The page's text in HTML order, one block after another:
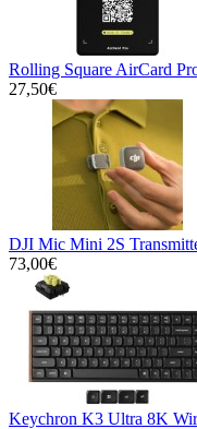
Rolling Square AirCard
27,50€
DJI Mic Mini 2S
73,00€
Keychron K3 Ultra 8K